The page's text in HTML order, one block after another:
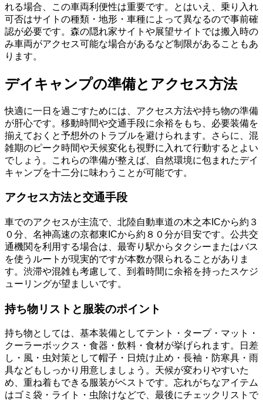
れる場合、この車両利便性は重要です。とはいえ、乗り入れ
可否はサイトの種類・地形・車種によって異なるので事前確
認が必要です。森の隠れ家サイトや展望サイトでは搬入時の
み車両がアクセス可能な場合があるなど制限があることもあ
ります。
デイキャンプの準備とアクセス方法
快適に一日を過ごすためには、アクセス方法や持ち物の準備
が肝心です。移動時間や交通手段に余裕をもち、必要装備を
揃えておくと予想外のトラブルを避けられます。さらに、混
雑期のピーク時間や天候変化も視野に入れて行動するとよい
でしょう。これらの準備が整えば、自然環境に包まれたデイ
キャンプを十二分に味わうことが可能です。
アクセス方法と交通手段
車でのアクセスが主流で、北陸自動車道の木之本ICから約３
０分、名神高速の京都東ICから約８０分が目安です。公共交
通機関を利用する場合は、最寄り駅からタクシーまたはバス
を使うルートが現実的ですが本数が限られることがありま
す。渋滞や混雑も考慮して、到着時間に余裕を持ったスケジ
ューリングが望ましいです。
持ち物リストと服装のポイント
持ち物としては、基本装備としてテント・タープ・マット・
クーラーボックス・食器・飲料・食材が挙げられます。日差
し・風・虫対策として帽子・日焼け止め・長袖・防寒具・雨
具などもしっかり用意しましょう。天候が変わりやすいた
め、重ね着もできる服装がベストです。忘れがちなアイテム
はゴミ袋・ライト・虫除けなどで、最後にチェックリストで